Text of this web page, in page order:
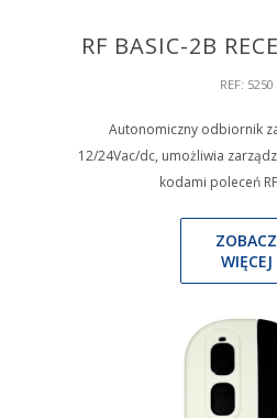
RF BASIC-2B
REF: 5250
Autonomiczny odbiornik
12/24Vac/dc, umożliwia
kodami poleceń
ZOBACZ
WIĘCEJ